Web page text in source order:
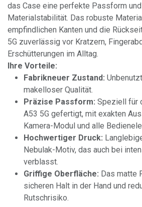
das Case eine perfekte Passform
Materialstabilität. Das robuste
empfindlichen Kanten und die
5G zuverlässig vor Kratzern,
Erschütterungen im Alltag.
Ihre Vorteile:
Fabrikneuer Zustand:
makelloser Qualität.
Präzise Passform: Speziell für
A53 5G gefertigt, mit exakten
Kamera-Modul und alle
Hochwertiger Druck:
Nebulak-Motiv, das auch bei
verblasst.
Griffige Oberfläche: Das matte
sicheren Halt in der Hand und
Rutschrisiko.